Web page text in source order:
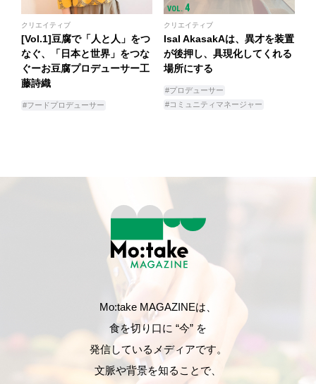
クリエイティブ
[Vol.1]豆腐で「人と人」をつ
なぐ、「日本と世界」をつな
ぐーお豆腐プロデューサー工
藤詩織
#フードプロデューサー
VOL.4
クリエイティブ
IsaI AkasakAは、異才を装置
が後押し、具現化してくれる
場所にする
#プロデューサー
#コミュニティマネージャー
Mo:take MAGAZINEは、
食を切り口に “今” を
発信しているメディアです。
文脈や背景を知ることで、